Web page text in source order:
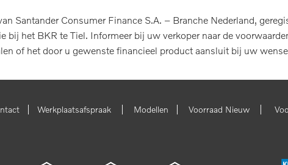
Santander Consumer Finance S.A. – Branche Nederland,
het BKR te Tiel. Informeer bij uw verkoper naar de
of het door u gewenste financieel product aansluit bij uw
| Werkplaatsafspraak | Modellen | Voorraad Nieuw |